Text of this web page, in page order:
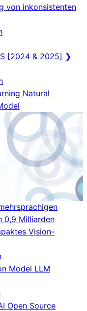
von inkonsistenten
[2024 & 2025] ❯
Natural
0,9 Milliarden
Vision-
Model LLM
Open Source